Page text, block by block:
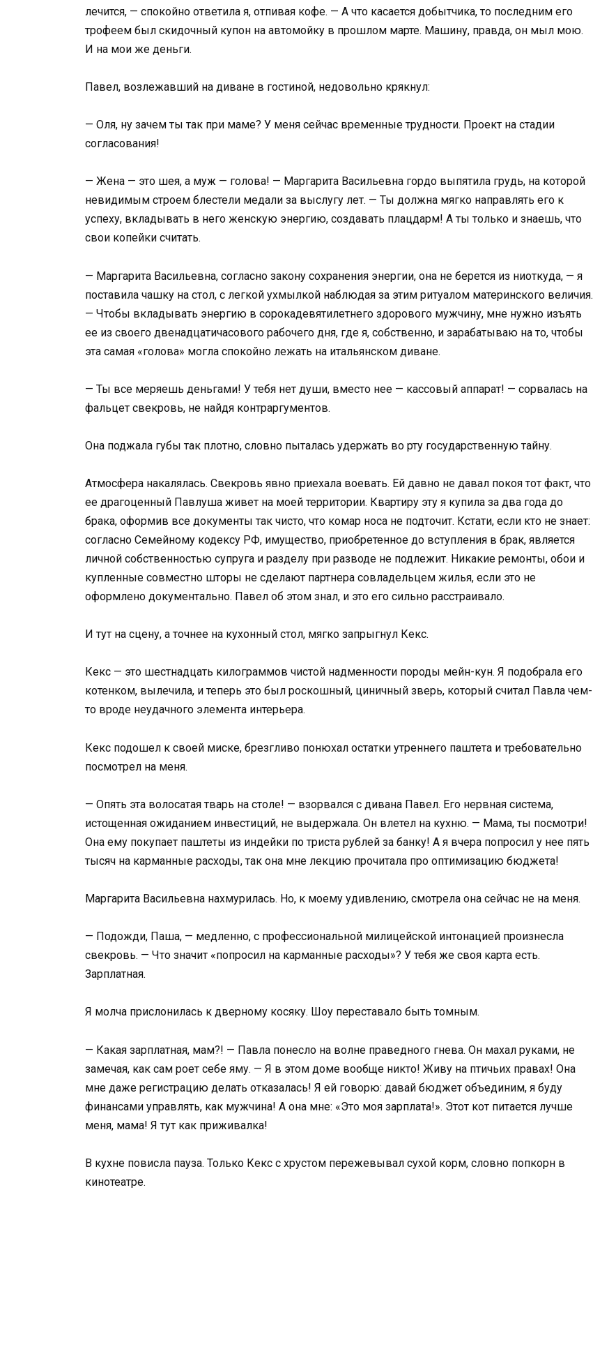
лечится, — спокойно ответила я, отпивая кофе. — А что касается добытчика, то последним его
трофеем был скидочный купон на автомойку в прошлом марте. Машину, правда, он мыл мою.
И на мои же деньги.
Павел, возлежавший на диване в гостиной, недовольно крякнул:
— Оля, ну зачем ты так при маме? У меня сейчас временные трудности. Проект на стадии
согласования!
— Жена — это шея, а муж — голова! — Маргарита Васильевна гордо выпятила грудь, на которой
невидимым строем блестели медали за выслугу лет. — Ты должна мягко направлять его к
успеху, вкладывать в него женскую энергию, создавать плацдарм! А ты только и знаешь, что
свои копейки считать.
— Маргарита Васильевна, согласно закону сохранения энергии, она не берется из ниоткуда, — я
поставила чашку на стол, с легкой ухмылкой наблюдая за этим ритуалом материнского величия.
— Чтобы вкладывать энергию в сорокадевятилетнего здорового мужчину, мне нужно изъять
ее из своего двенадцатичасового рабочего дня, где я, собственно, и зарабатываю на то, чтобы
эта самая «голова» могла спокойно лежать на итальянском диване.
— Ты все меряешь деньгами! У тебя нет души, вместо нее — кассовый аппарат! — сорвалась на
фальцет свекровь, не найдя контраргументов.
Она поджала губы так плотно, словно пыталась удержать во рту государственную тайну.
Атмосфера накалялась. Свекровь явно приехала воевать. Ей давно не давал покоя тот факт, что
ее драгоценный Павлуша живет на моей территории. Квартиру эту я купила за два года до
брака, оформив все документы так чисто, что комар носа не подточит. Кстати, если кто не знает:
согласно Семейному кодексу РФ, имущество, приобретенное до вступления в брак, является
личной собственностью супруга и разделу при разводе не подлежит. Никакие ремонты, обои и
купленные совместно шторы не сделают партнера совладельцем жилья, если это не
оформлено документально. Павел об этом знал, и это его сильно расстраивало.
И тут на сцену, а точнее на кухонный стол, мягко запрыгнул Кекс.
Кекс — это шестнадцать килограммов чистой надменности породы мейн-кун. Я подобрала его
котенком, вылечила, и теперь это был роскошный, циничный зверь, который считал Павла чем-
то вроде неудачного элемента интерьера.
Кекс подошел к своей миске, брезгливо понюхал остатки утреннего паштета и требовательно
посмотрел на меня.
— Опять эта волосатая тварь на столе! — взорвался с дивана Павел. Его нервная система,
истощенная ожиданием инвестиций, не выдержала. Он влетел на кухню. — Мама, ты посмотри!
Она ему покупает паштеты из индейки по триста рублей за банку! А я вчера попросил у нее пять
тысяч на карманные расходы, так она мне лекцию прочитала про оптимизацию бюджета!
Маргарита Васильевна нахмурилась. Но, к моему удивлению, смотрела она сейчас не на меня.
— Подожди, Паша, — медленно, с профессиональной милицейской интонацией произнесла
свекровь. — Что значит «попросил на карманные расходы»? У тебя же своя карта есть.
Зарплатная.
Я молча прислонилась к дверному косяку. Шоу переставало быть томным.
— Какая зарплатная, мам?! — Павла понесло на волне праведного гнева. Он махал руками, не
замечая, как сам роет себе яму. — Я в этом доме вообще никто! Живу на птичьих правах! Она
мне даже регистрацию делать отказалась! Я ей говорю: давай бюджет объединим, я буду
финансами управлять, как мужчина! А она мне: «Это моя зарплата!». Этот кот питается лучше
меня, мама! Я тут как приживалка!
В кухне повисла пауза. Только Кекс с хрустом пережевывал сухой корм, словно попкорн в
кинотеатре.